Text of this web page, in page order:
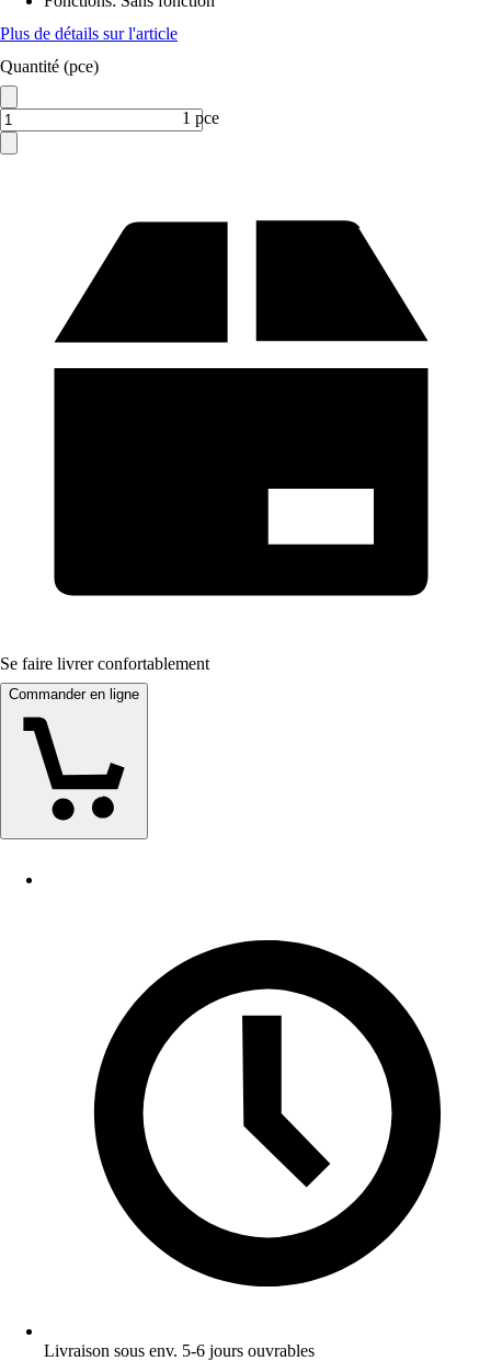
Plus de détails sur l'article
Quantité (pce)
1 pce
Se faire livrer confortablement
Commander en ligne
Livraison sous env. 5-6 jours ouvrables